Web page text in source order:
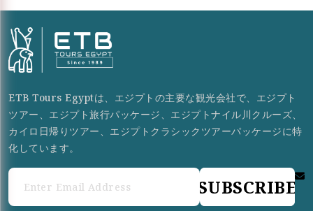
ETB Tours Egyptは、エジプトの主要な観光会社で、エジプト
ツアー、エジプト旅行パッケージ、エジプトナイル川クルーズ、
カイロ日帰りツアー、エジプトクラシックツアーパッケージに特
化しています。
SUBSCRIBE